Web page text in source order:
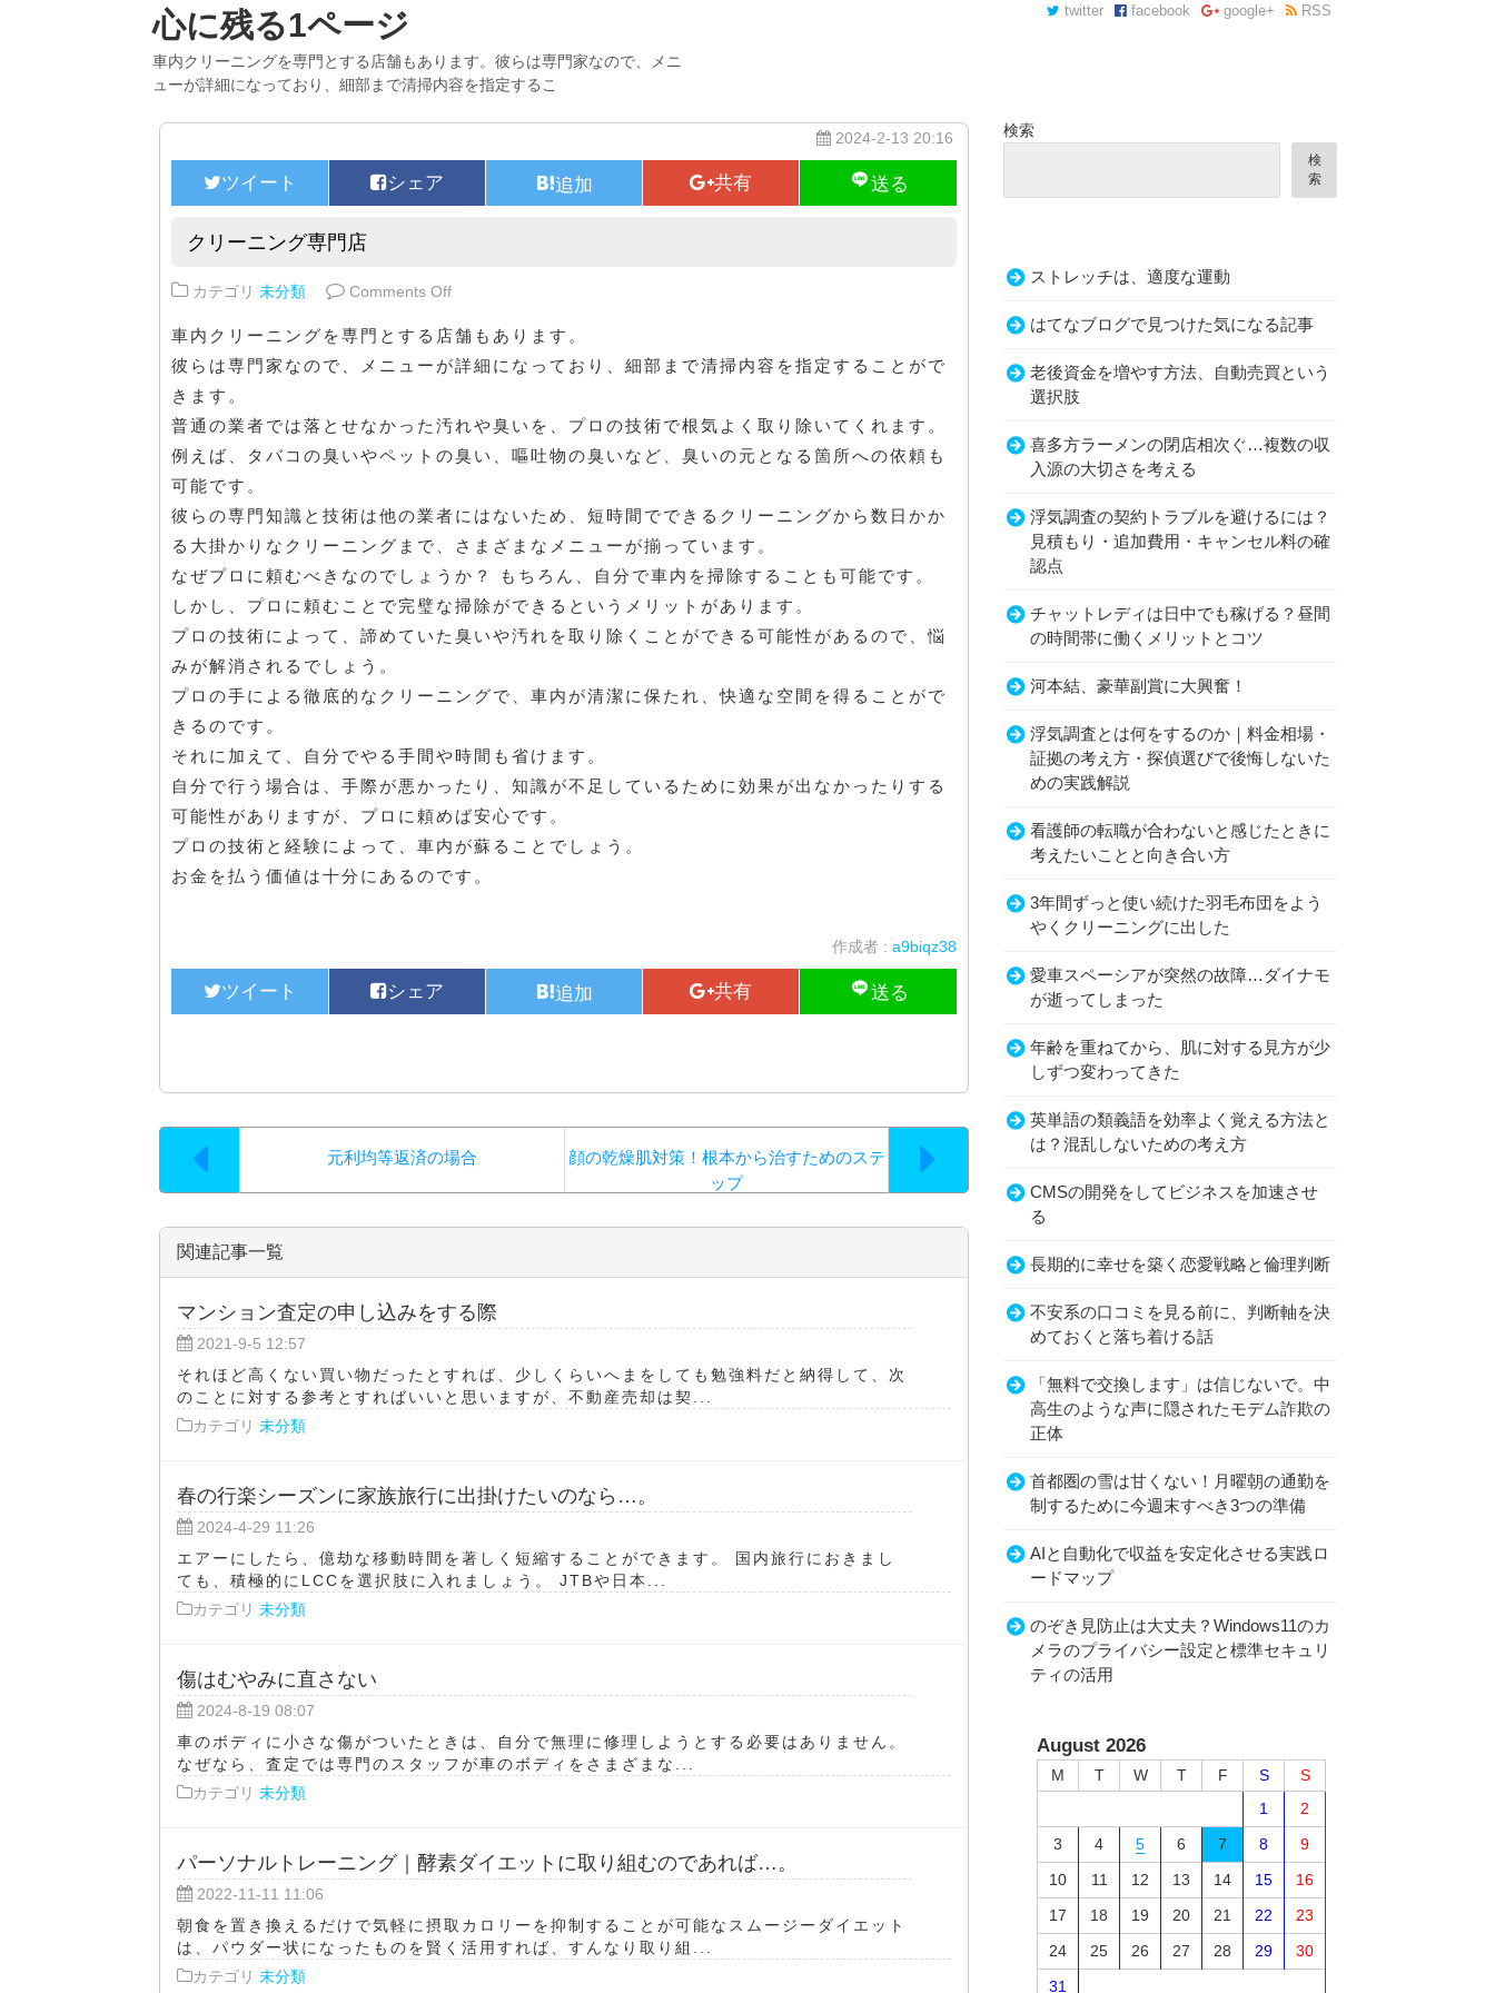
心に残る1ページ
車内クリーニングを専門とする店舗もあります。彼らは専門家なので、メニ
ューが詳細になっており、細部まで清掃内容を指定するこ
twitter facebook google+ RSS
2024-2-13 20:16
クリーニング専門店
カテゴリ 未分類 Comments Offon クリーニング専門店
車内クリーニングを専門とする店舗もあります。
彼らは専門家なので、メニューが詳細になっており、細部まで清掃内容を指定することがで
きます。
普通の業者では落とせなかった汚れや臭いを、プロの技術で根気よく取り除いてくれます。
例えば、タバコの臭いやペットの臭い、嘔吐物の臭いなど、臭いの元となる箇所への依頼も
可能です。
彼らの専門知識と技術は他の業者にはないため、短時間でできるクリーニングから数日かか
る大掛かりなクリーニングまで、さまざまなメニューが揃っています。
なぜプロに頼むべきなのでしょうか？ もちろん、自分で車内を掃除することも可能です。
しかし、プロに頼むことで完璧な掃除ができるというメリットがあります。
プロの技術によって、諦めていた臭いや汚れを取り除くことができる可能性があるので、悩
みが解消されるでしょう。
プロの手による徹底的なクリーニングで、車内が清潔に保たれ、快適な空間を得ることがで
きるのです。
それに加えて、自分でやる手間や時間も省けます。
自分で行う場合は、手際が悪かったり、知識が不足しているために効果が出なかったりする
可能性がありますが、プロに頼めば安心です。
プロの技術と経験によって、車内が蘇ることでしょう。
お金を払う価値は十分にあるのです。
作成者 : a9biqz38
元利均等返済の場合
顔の乾燥肌対策！根本から治すためのステ
ップ
関連記事一覧
マンション査定の申し込みをする際
2021-9-5 12:57
それほど高くない買い物だったとすれば、少しくらいへまをしても勉強料だと納得して、次
のことに対する参考とすればいいと思いますが、不動産売却は契...
カテゴリ 未分類
春の行楽シーズンに家族旅行に出掛けたいのなら…。
2024-4-29 11:26
エアーにしたら、億劫な移動時間を著しく短縮することができます。 国内旅行におきまし
ても、積極的にLCCを選択肢に入れましょう。 JTBや日本...
カテゴリ 未分類
傷はむやみに直さない
2024-8-19 08:07
車のボディに小さな傷がついたときは、自分で無理に修理しようとする必要はありません。
なぜなら、査定では専門のスタッフが車のボディをさまざまな...
カテゴリ 未分類
パーソナルトレーニング｜酵素ダイエットに取り組むのであれば…。
2022-11-11 11:06
朝食を置き換えるだけで気軽に摂取カロリーを抑制することが可能なスムージーダイエット
は、パウダー状になったものを賢く活用すれば、すんなり取り組...
カテゴリ 未分類
検索
検
索
ストレッチは、適度な運動
はてなブログで見つけた気になる記事
老後資金を増やす方法、自動売買という
選択肢
喜多方ラーメンの閉店相次ぐ…複数の収
入源の大切さを考える
浮気調査の契約トラブルを避けるには？
見積もり・追加費用・キャンセル料の確
認点
チャットレディは日中でも稼げる？昼間
の時間帯に働くメリットとコツ
河本結、豪華副賞に大興奮！
浮気調査とは何をするのか｜料金相場・
証拠の考え方・探偵選びで後悔しないた
めの実践解説
看護師の転職が合わないと感じたときに
考えたいことと向き合い方
3年間ずっと使い続けた羽毛布団をよう
やくクリーニングに出した
愛車スペーシアが突然の故障…ダイナモ
が逝ってしまった
年齢を重ねてから、肌に対する見方が少
しずつ変わってきた
英単語の類義語を効率よく覚える方法と
は？混乱しないための考え方
CMSの開発をしてビジネスを加速させ
る
長期的に幸せを築く恋愛戦略と倫理判断
不安系の口コミを見る前に、判断軸を決
めておくと落ち着ける話
「無料で交換します」は信じないで。中
高生のような声に隠されたモデム詐欺の
正体
首都圏の雪は甘くない！月曜朝の通勤を
制するために今週末すべき3つの準備
AIと自動化で収益を安定化させる実践ロ
ードマップ
のぞき見防止は大丈夫？Windows11のカ
メラのプライバシー設定と標準セキュリ
ティの活用
August 2026
M T W T F S
S
1
2
3
4 5 6 7 8
9
10
11 12 13 14 15
16
17
18 19 20 21 22
23
24
25 26 27 28 29
30
31